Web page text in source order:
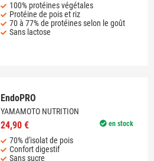
100% protéines végétales
Protéine de pois et riz
70 à 77% de protéines selon le goût
Sans lactose
EndoPRO
YAMAMOTO NUTRITION
en stock
24,90 €
70% d'isolat de pois
Confort digestif
Sans sucre